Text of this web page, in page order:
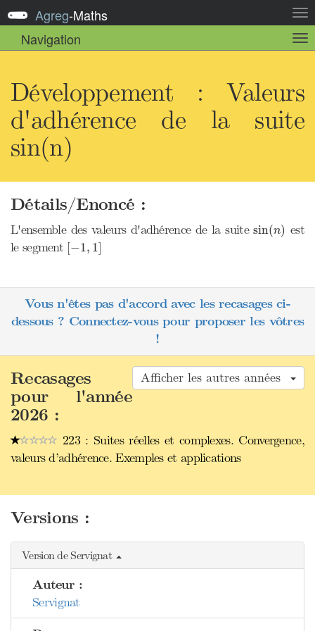
la
Agreg-Maths
Navigation
la
Développement : Valeurs
d'adhérence de la suite
sin(n)
Détails/Enoncé :
L'ensemble des valeurs d'adhérence de la suitesin(n)
sin ( ) est
le segment [−1, 1]
[ 1 1]
Vous n'êtes pas d'accord avec les recasages ci-
dessous ? Connectez-vous pour proposer les vôtres
!
Afficher les autres années
Recasages
pour l'année
2026 :
223 : Suites réelles et complexes. Convergence,
valeurs d’adhérence. Exemples et applications
Versions :
Version de Servignat
Auteur :
Servignat